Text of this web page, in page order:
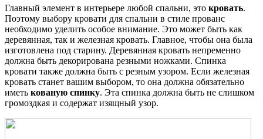
Главный элемент в интерьере любой спальни, это кровать.
Поэтому выбору кровати для спальни в стиле прованс
необходимо уделить особое внимание. Это может быть как
деревянная, так и железная кровать. Главное, чтобы она была
изготовлена под старину. Деревянная кровать непременно
должна быть декорирована резными ножками. Спинка
кровати также должна быть с резным узором. Если железная
кровать станет вашим выбором, то она должна обязательно
иметь кованую спинку. Эта спинка должна быть не слишком
громоздкая и содержат изящный узор.